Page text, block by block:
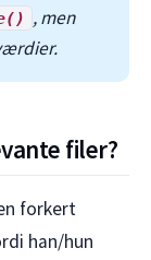
, men
filer?
forkert
han/hun